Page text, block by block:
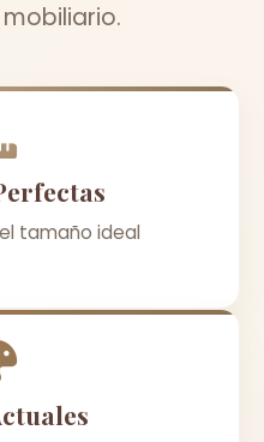
tamaño ideal